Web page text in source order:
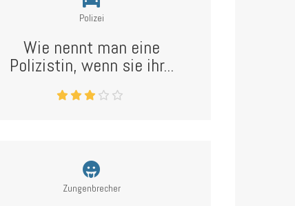
Polizei
Wie nennt man eine
Polizistin, wenn sie ihr...
Zungenbrecher